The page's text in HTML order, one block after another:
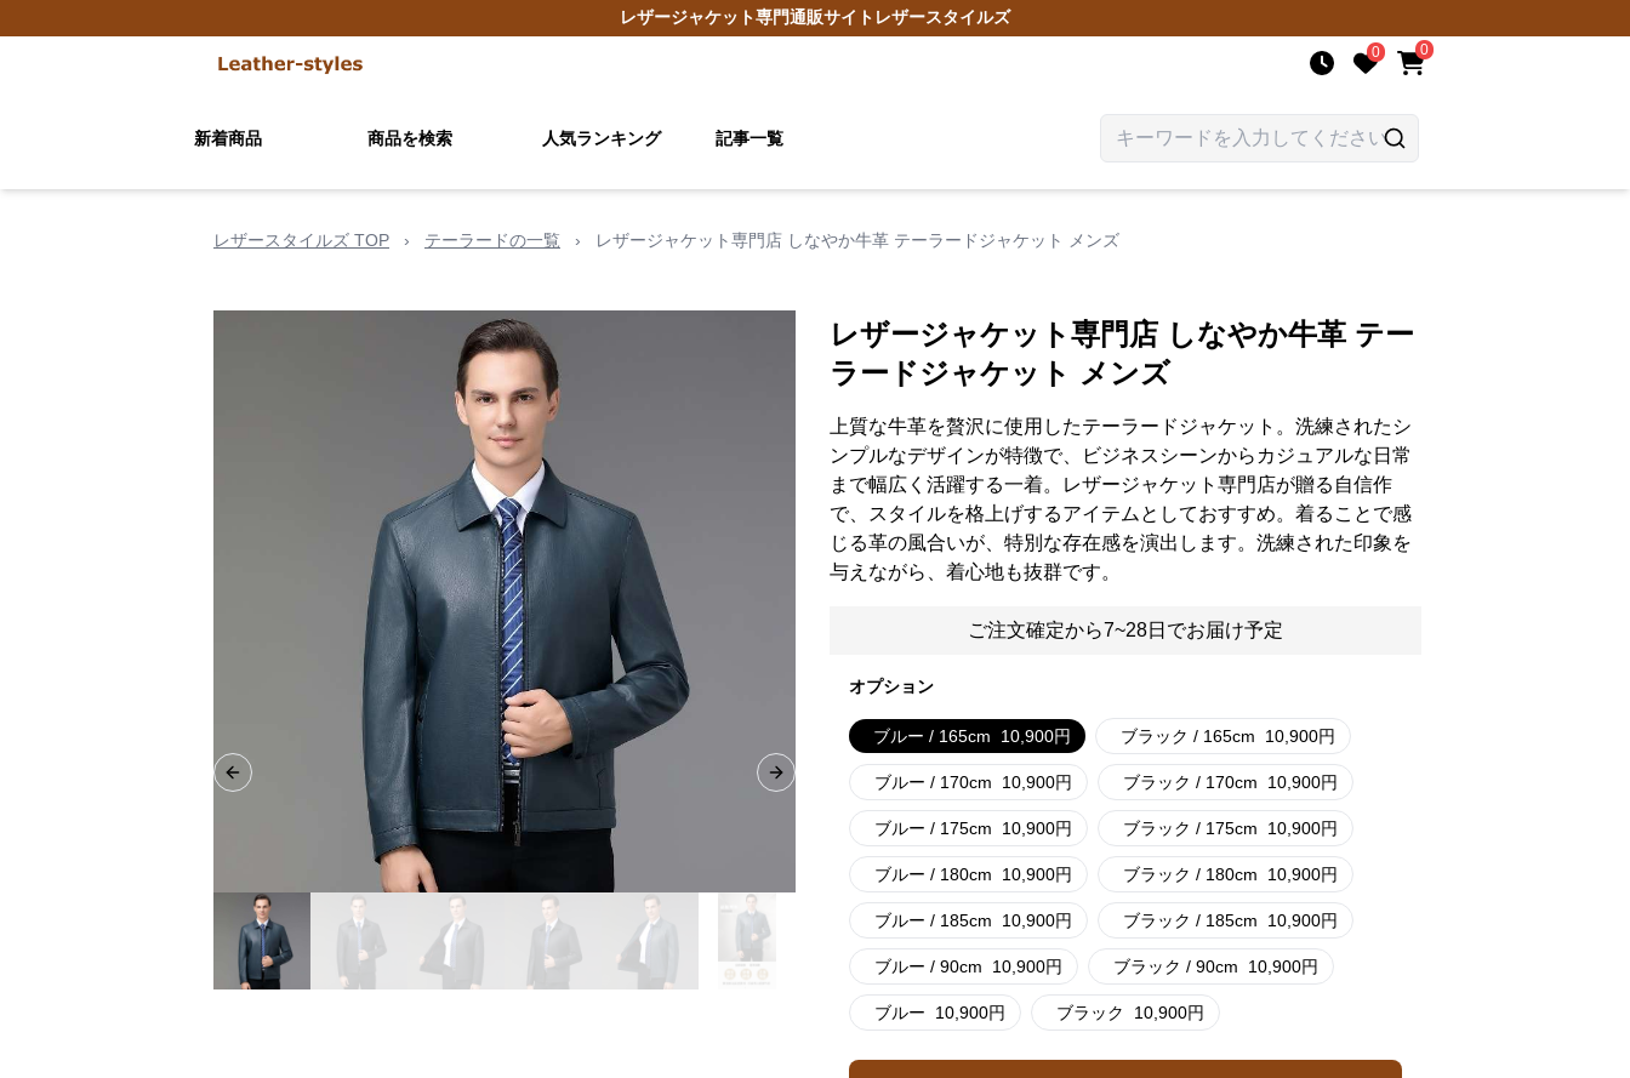
レザージャケット専門通販サイト レザースタイルズ
0 0
新着商品 商品を検索 人気ランキング 記事一覧
レザースタイルズ TOP › テーラードの一覧 › レザージャケット専門店 しなやか牛革 テーラードジャケット メンズ
Previous slide Next slide
レザージャケット専門店 しなやか牛革 テー
ラードジャケット メンズ
上質な牛革を贅沢に使用したテーラードジャケット。洗練されたシ
ンプルなデザインが特徴で、ビジネスシーンからカジュアルな日常
まで幅広く活躍する一着。レザージャケット専門店が贈る自信作
で、スタイルを格上げするアイテムとしておすすめ。着ることで感
じる革の風合いが、特別な存在感を演出します。洗練された印象を
与えながら、着心地も抜群です。
ご注文確定から7~28日でお届け予定
オプション
ブルー / 165cm 10,900円 ブラック / 165cm 10,900円
ブルー / 170cm 10,900円 ブラック / 170cm 10,900円
ブルー / 175cm 10,900円 ブラック / 175cm 10,900円
ブルー / 180cm 10,900円 ブラック / 180cm 10,900円
ブルー / 185cm 10,900円 ブラック / 185cm 10,900円
ブルー / 90cm 10,900円 ブラック / 90cm 10,900円
ブルー 10,900円 ブラック 10,900円